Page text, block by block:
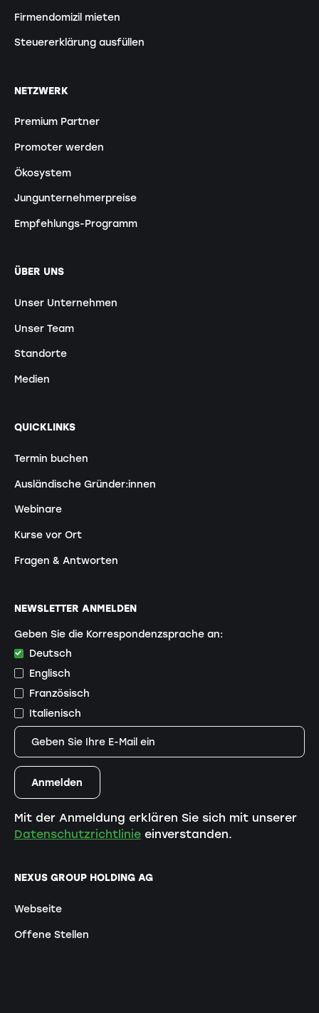
Firmendomizil mieten
Steuererklärung ausfüllen
NETZWERK
Premium Partner
Promoter werden
Ökosystem
Jungunternehmerpreise
Empfehlungs-Programm
ÜBER UNS
Unser Unternehmen
Unser Team
Standorte
Medien
QUICKLINKS
Termin buchen
Ausländische Gründer:innen
Webinare
Kurse vor Ort
Fragen & Antworten
NEXUS GROUP HOLDING AG
Webseite
Offene Stellen
NEWSLETTER ANMELDEN
Geben Sie die Korrespondenzsprache an:
Deutsch
Englisch
Französisch
Italienisch
Mit der Anmeldung erklären Sie sich mit unserer
Datenschutzrichtlinieeinverstanden.